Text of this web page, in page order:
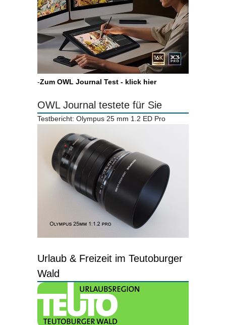
-Zum OWL Journal Test - klick hier
OWL Journal testete für Sie
Testbericht: Olympus 25 mm 1.2 ED Pro
Urlaub & Freizeit im Teutoburger
Wald